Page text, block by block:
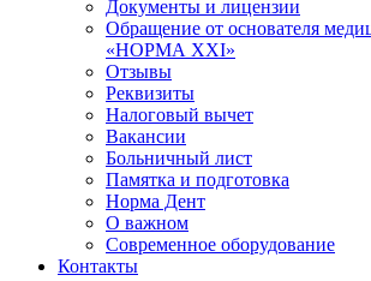
Документы и лицензии
Обращение от основателя
«НОРМА ХХI»
Отзывы
Реквизиты
Налоговый вычет
Вакансии
Больничный лист
Памятка и подготовка
Норма Дент
О важном
Современное оборудование
Контакты